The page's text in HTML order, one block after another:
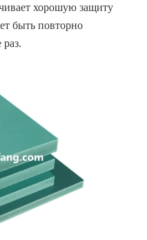
хорошую защиту
быть повторно
раз.